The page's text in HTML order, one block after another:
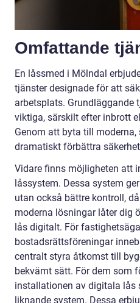
Omfattande
En låssmed i Mölndal
tjänster designade för att
arbetsplats. Grundläggande
viktiga, särskilt efter inbrott
Genom att byta till
dramatiskt förbättra
Vidare finns möjligheten att
låssystem. Dessa system
utan också bättre kontroll,
moderna lösningar låter dig
lås digitalt. För
bostadsrättsföreningar
centralt styra åtkomst till
bekvämt sätt. För dem som
installationen av digitala lås
liknande system. Dessa